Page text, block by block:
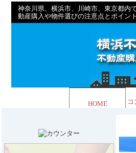
神奈川県、横浜市、川崎市、東京都内
動産購入や物件選びの注意点とポイン
HOME